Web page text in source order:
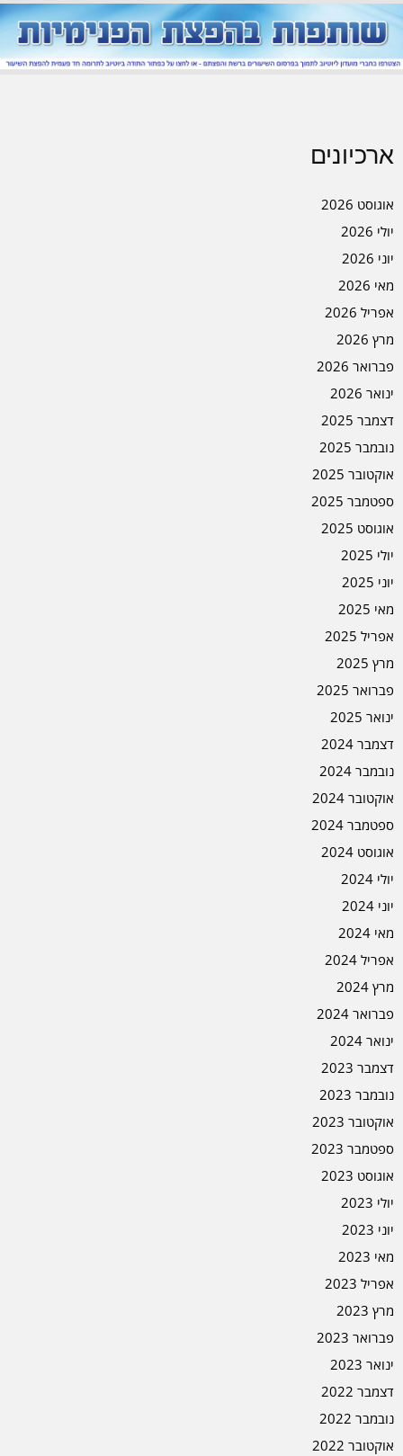
ארכיונים
אוגוסט 2026
יולי 2026
יוני 2026
מאי 2026
אפריל 2026
מרץ 2026
פברואר 2026
ינואר 2026
דצמבר 2025
נובמבר 2025
אוקטובר 2025
ספטמבר 2025
אוגוסט 2025
יולי 2025
יוני 2025
מאי 2025
אפריל 2025
מרץ 2025
פברואר 2025
ינואר 2025
דצמבר 2024
נובמבר 2024
אוקטובר 2024
ספטמבר 2024
אוגוסט 2024
יולי 2024
יוני 2024
מאי 2024
אפריל 2024
מרץ 2024
פברואר 2024
ינואר 2024
דצמבר 2023
נובמבר 2023
אוקטובר 2023
ספטמבר 2023
אוגוסט 2023
יולי 2023
יוני 2023
מאי 2023
אפריל 2023
מרץ 2023
פברואר 2023
ינואר 2023
דצמבר 2022
נובמבר 2022
אוקטובר 2022